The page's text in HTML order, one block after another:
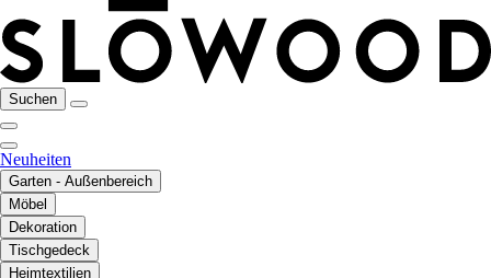
Suchen
Neuheiten
Garten - Außenbereich
Möbel
Dekoration
Tischgedeck
Heimtextilien